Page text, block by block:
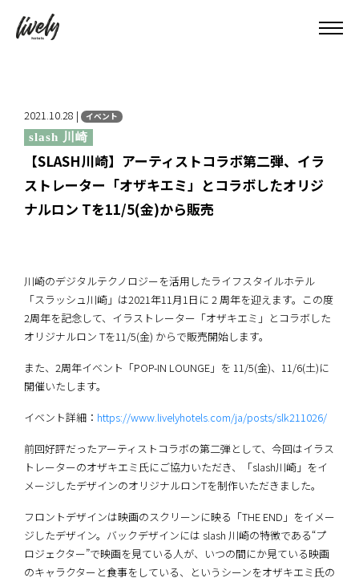
2021.10.28 | イベント
slash 川崎
【SLASH川崎】アーティストコラボ第二弾、イラ
ストレーター「オザキエミ」とコラボしたオリジ
ナルロン Tを11/5(金)から販売
川崎のデジタルテクノロジーを活用したライフスタイルホテル
「スラッシュ川崎」は2021年11月1日に 2 周年を迎えます。この度
2周年を記念して、イラストレーター「オザキエミ」とコラボした
オリジナルロン Tを11/5(金) からで販売開始します。
また、2周年イベント「POP-IN LOUNGE」を 11/5(金)、11/6(土)に
開催いたします。
イベント詳細： https://www.livelyhotels.com/ja/posts/slk211026/
前回好評だったアーティストコラボの第二弾として、今回はイラス
トレーターのオザキエミ氏にご協力いただき、「slash川崎」をイ
メージしたデザインのオリジナルロンTを制作いただきました。
フロントデザインは映画のスクリーンに映る「THE END」をイメー
ジしたデザイン。バックデザインには slash 川崎の特徴である“プ
ロジェクター”で映画を見ている人が、いつの間にか見ている映画
のキャラクターと食事をしている、というシーンをオザキエミ氏の